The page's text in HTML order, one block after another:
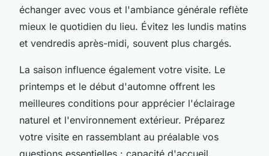
échanger avec vous et l'ambiance générale reflète
mieux le quotidien du lieu. Évitez les lundis matins
et vendredis après-midi, souvent plus chargés.
La saison influence également votre visite. Le
printemps et le début d'automne offrent les
meilleures conditions pour apprécier l'éclairage
naturel et l'environnement extérieur. Préparez
votre visite en rassemblant au préalable vos